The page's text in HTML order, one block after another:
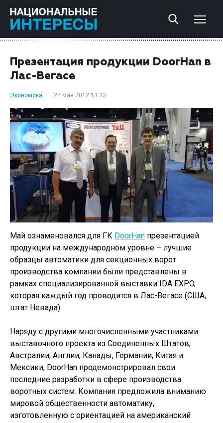
Презентация продукции DoorHan в
Лас-Вегасе
Экономика 24 мая 2012 13:33
Май ознаменовался для ГК DoorHan презентацией
продукции на международном уровне – лучшие
образцы автоматики для секционных ворот
производства компании были представлены в
рамках специализированной выставки IDA EXPO,
которая каждый год проводится в Лас-Вегасе (США,
штат Невада).
Наряду с другими многочисленными участниками
выставочного проекта из Соединенных Штатов,
Австралии, Англии, Канады, Германии, Китая и
Мексики, DoorHan продемонстрировал свои
последние разработки в сфере производства
воротных систем. Компания предложила вниманию
мировой общественности автоматику,
изготовленную с ориентацией на американский